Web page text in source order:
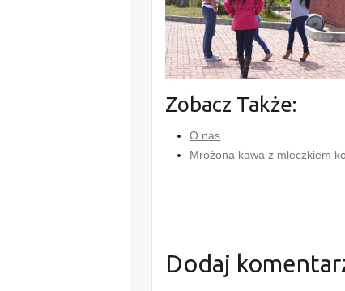
Zobacz Także:
O nas
Mrożona kawa z mleczkiem
Dodaj